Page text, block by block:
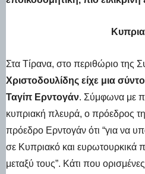
Στα Τίρανα, στο περιθώριο της
Χριστοδουλίδης είχε μια
Ταγίπ Ερντογάν. Σύμφωνα με
κυπριακή πλευρά, ο πρόεδρος
πρόεδρο Ερντογάν ότι “για να
σε Κυπριακό και ευρωτουρκικά
μεταξύ τους”. Κάτι που